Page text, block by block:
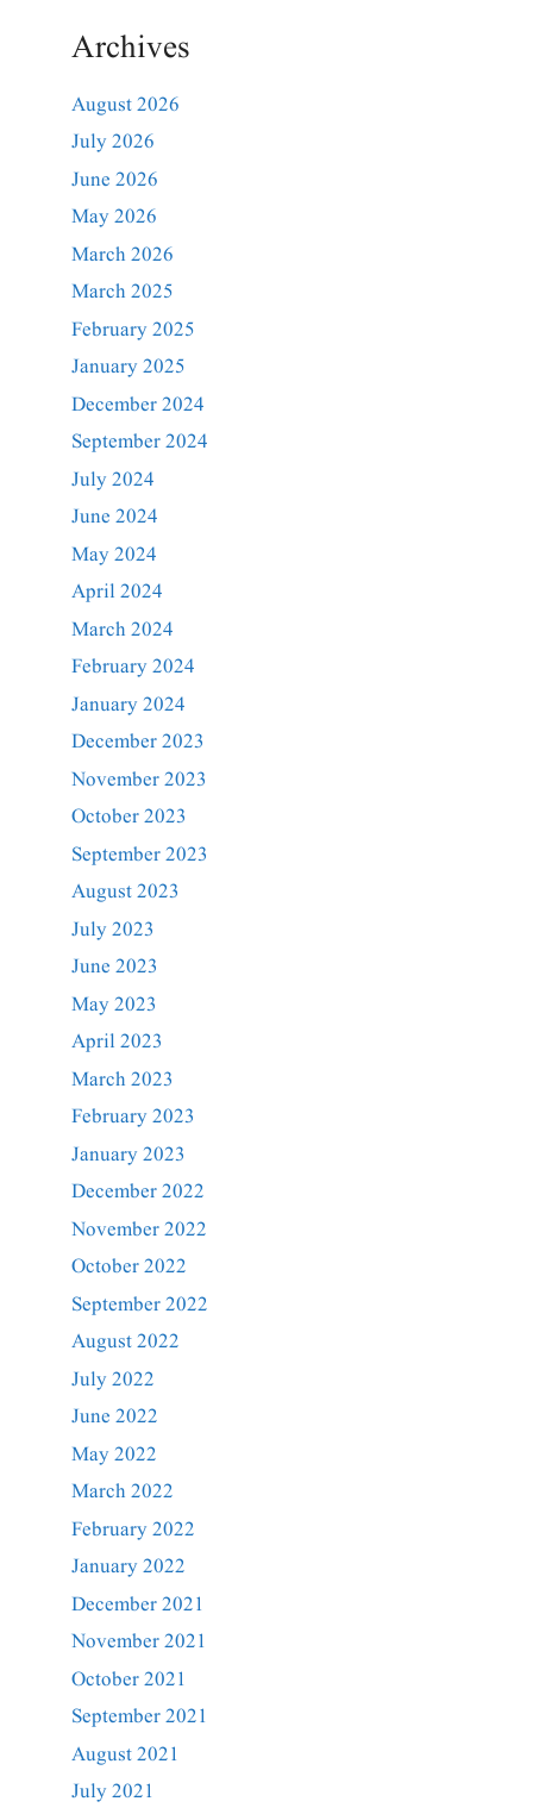
Archives
August 2026
July 2026
June 2026
May 2026
March 2026
March 2025
February 2025
January 2025
December 2024
September 2024
July 2024
June 2024
May 2024
April 2024
March 2024
February 2024
January 2024
December 2023
November 2023
October 2023
September 2023
August 2023
July 2023
June 2023
May 2023
April 2023
March 2023
February 2023
January 2023
December 2022
November 2022
October 2022
September 2022
August 2022
July 2022
June 2022
May 2022
March 2022
February 2022
January 2022
December 2021
November 2021
October 2021
September 2021
August 2021
July 2021